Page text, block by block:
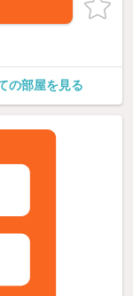
の部屋を見る